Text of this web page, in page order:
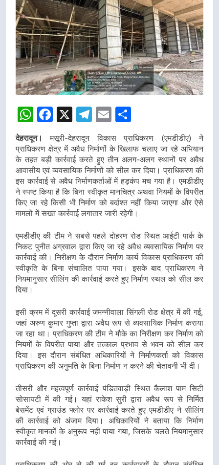
WhatsApp
Facebook
X Telegram
Email
देहरादून।
मसूरी-देहरादून विकास प्राधिकरण (एमडीडीए) ने
प्राधिकरण क्षेत्र में अवैध निर्माणों के खिलाफ चलाए जा रहे अभियान
के तहत बड़ी कार्रवाई करते हुए तीन अलग-अलग स्थानों पर अवैध
आवासीय एवं व्यवसायिक निर्माणों को सील कर दिया। प्राधिकरण की
इस कार्रवाई से अवैध निर्माणकर्ताओं में हड़कंप मच गया है। एमडीडीए
ने स्पष्ट किया है कि बिना स्वीकृत मानचित्र अथवा नियमों के विपरीत
किए जा रहे किसी भी निर्माण को बर्दाश्त नहीं किया जाएगा और ऐसे
मामलों में सख्त कार्रवाई लगातार जारी रहेगी।
एमडीडीए की टीम ने सबसे पहले दोहरण रोड स्थित आईटी पार्क के
निकट पुनीत अग्रवाल द्वारा किए जा रहे अवैध व्यवसायिक निर्माण पर
कार्रवाई की। निरीक्षण के दौरान निर्माण कार्य विकास प्राधिकरण की
स्वीकृति के बिना संचालित पाया गया। इसके बाद प्राधिकरण ने
नियमानुसार सीलिंग की कार्रवाई करते हुए निर्माण स्थल को सील कर
दिया।
इसी क्रम में दूसरी कार्रवाई जमन्नीवाला सिंगली रोड क्षेत्र में की गई,
जहां अरुण कुमार गुप्ता द्वारा अवैध रूप से व्यवसायिक निर्माण कराया
जा रहा था। प्राधिकरण की टीम ने मौके का निरीक्षण कर निर्माण को
नियमों के विपरीत पाया और तत्काल प्रभाव से भवन को सील कर
दिया। इस दौरान संबंधित अधिकारियों ने निर्माणकर्ता को विकास
प्राधिकरण की अनुमति के बिना निर्माण न करने की चेतावनी भी दी।
तीसरी और महत्वपूर्ण कार्रवाई पंडितवाड़ी स्थित कैलाश पाम सिटी
सोसायटी में की गई। यहां राकेश सुरी द्वारा अवैध रूप से निर्मित
बेसमेंट एवं ग्राउंड फ्लोर पर कार्रवाई करते हुए एमडीडीए ने सीलिंग
की कार्रवाई को अंजाम दिया। अधिकारियों ने बताया कि निर्माण
स्वीकृत मानकों के अनुरूप नहीं पाया गया, जिसके चलते नियमानुसार
कार्रवाई की गई।